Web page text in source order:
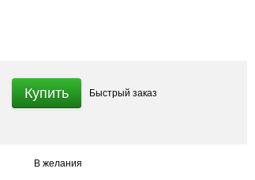
Купить Быстрый заказ
В желания